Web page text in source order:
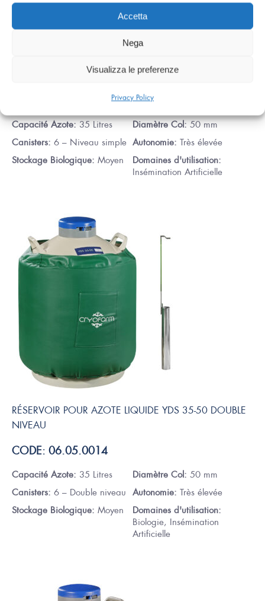
Accetta
Nega
Visualizza le preferenze
Privacy Policy
Capacité Azote:35 Litres Diamètre Col:50 mm
Canisters: 6 – Niveau simple Autonomie: Très élevée
Stockage Biologique: Moyen
Domaines d'utilisation:
Insémination Artificielle
RÉSERVOIR POUR AZOTE LIQUIDE YDS 35-50 DOUBLE
NIVEAU
CODE: 06.05.0014
Capacité Azote: 35 Litres Diamètre Col: 50 mm
Canisters: 6 – Double niveau Autonomie: Très élevée
Stockage Biologique: Moyen
Domaines d'utilisation:
Biologie, Insémination
Artificielle